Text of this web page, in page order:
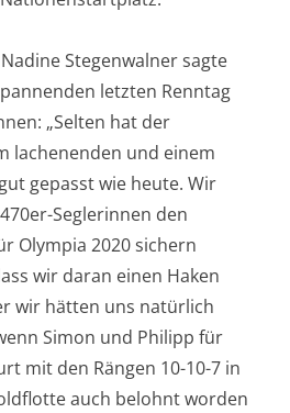
Stegenwalner sagte
letzten Renntag
„Selten hat der
lachenenden und einem
gepasst wie heute. Wir
Seglerinnen den
Olympia 2020 sichern
wir daran einen Haken
wir hätten uns natürlich
Simon und Philipp für
mit den Rängen 10-10-7 in
auch belohnt worden